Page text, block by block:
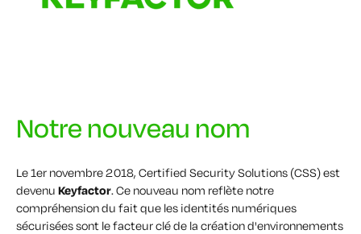
Notre nouveau nom
Le 1er novembre 2018, Certified Security Solutions (CSS) est
devenu Keyfactor. Ce nouveau nom reflète notre
compréhension du fait que les identités numériques
sécurisées sont lefacteur clé de la création d'environnements